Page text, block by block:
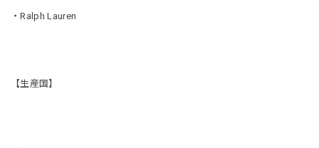
・Ralph Lauren
【生産国】